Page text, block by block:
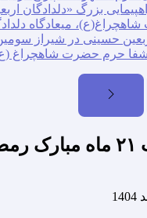
بزرگ «دلدادگان
میعادگاه
حسینی در شیراز
حرم حضرت شاهچراغ